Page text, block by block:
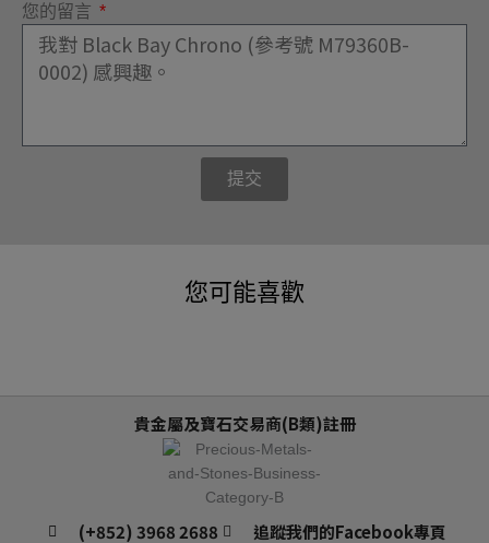
您的留言
提交
您可能喜歡
(+852) 3968 2688 追蹤我們的Facebook專頁
貴金屬及寶石交易商(B類)註冊